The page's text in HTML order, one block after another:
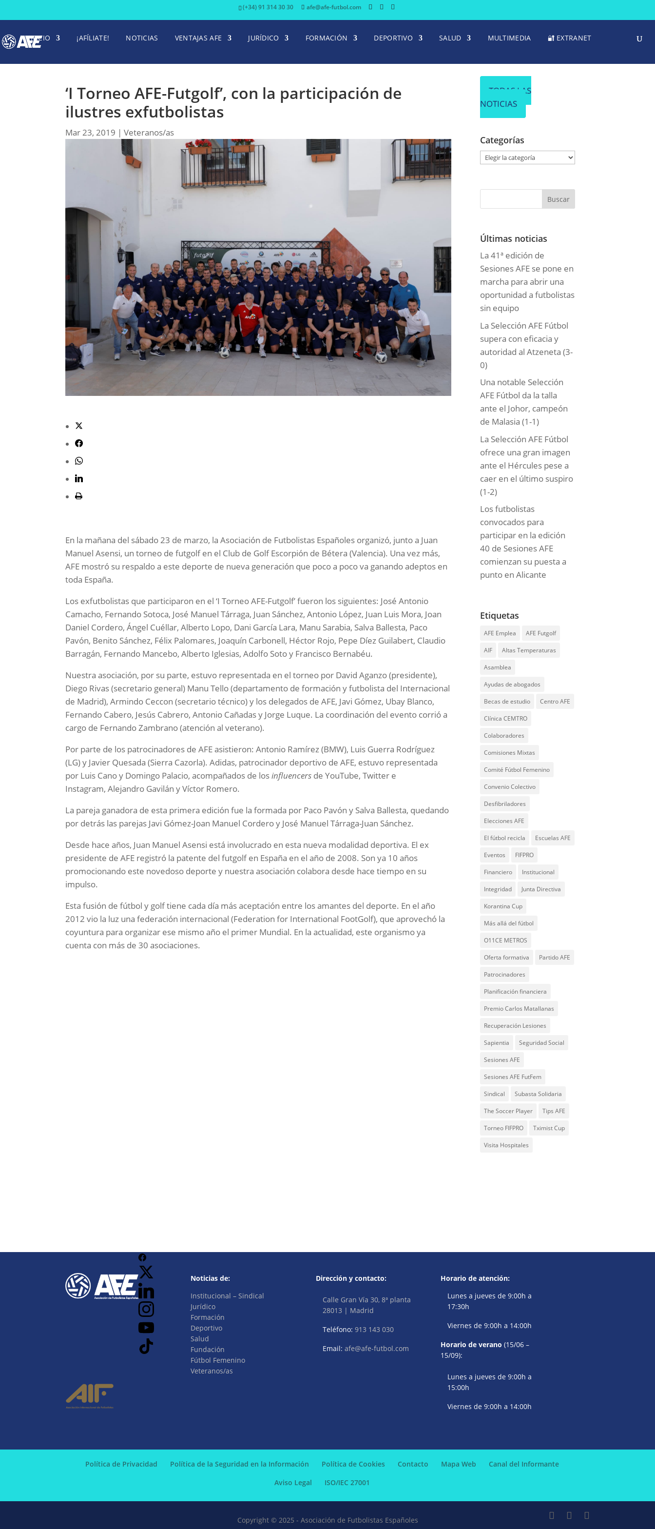
(+34) 91 314 30 30 afe@afe-futbol.com
INICIO ¡AFÍLIATE! NOTICIAS VENTAJAS AFE JURÍDICO FORMACIÓN DEPORTIVO SALUD MULTIMEDIA 🔐 EXTRANET
‘I Torneo AFE-Futgolf’, con la participación de
ilustres exfutbolistas
Mar 23, 2019 |Veteranos/as
En la mañana del sábado 23 de marzo, la Asociación de Futbolistas Españoles organizó, junto a Juan
Manuel Asensi, un torneo de futgolf en el Club de Golf Escorpión de Bétera (Valencia). Una vez más,
AFE mostró su respaldo a este deporte de nueva generación que poco a poco va ganando adeptos en
toda España.
Los exfutbolistas que participaron en el ‘I Torneo AFE-Futgolf’ fueron los siguientes: José Antonio
Camacho, Fernando Sotoca, José Manuel Tárraga, Juan Sánchez, Antonio López, Juan Luis Mora, Joan
Daniel Cordero, Ángel Cuéllar, Alberto Lopo, Dani García Lara, Manu Sarabia, Salva Ballesta, Paco
Pavón, Benito Sánchez, Félix Palomares, Joaquín Carbonell, Héctor Rojo, Pepe Díez Guilabert, Claudio
Barragán, Fernando Mancebo, Alberto Iglesias, Adolfo Soto y Francisco Bernabéu.
Nuestra asociación, por su parte, estuvo representada en el torneo por David Aganzo (presidente),
Diego Rivas (secretario general) Manu Tello (departamento de formación y futbolista del Internacional
de Madrid), Armindo Ceccon (secretario técnico) y los delegados de AFE, Javi Gómez, Ubay Blanco,
Fernando Cabero, Jesús Cabrero, Antonio Cañadas y Jorge Luque. La coordinación del evento corrió a
cargo de Fernando Zambrano (atención al veterano).
Por parte de los patrocinadores de AFE asistieron: Antonio Ramírez (BMW), Luis Guerra Rodríguez
(LG) y Javier Quesada (Sierra Cazorla). Adidas, patrocinador deportivo de AFE, estuvo representada
por Luis Cano y Domingo Palacio, acompañados de losinfluencers de YouTube, Twitter e
Instagram, Alejandro Gavilán y Víctor Romero.
La pareja ganadora de esta primera edición fue la formada por Paco Pavón y Salva Ballesta, quedando
por detrás las parejas Javi Gómez-Joan Manuel Cordero y José Manuel Tárraga-Juan Sánchez.
Desde hace años, Juan Manuel Asensi está involucrado en esta nueva modalidad deportiva. El ex
presidente de AFE registró la patente del futgolf en España en el año de 2008. Son ya 10 años
promocionando este novedoso deporte y nuestra asociación colabora desde hace tiempo en su
impulso.
Esta fusión de fútbol y golf tiene cada día más aceptación entre los amantes del deporte. En el año
2012 vio la luz una federación internacional (Federation for International FootGolf), que aprovechó la
coyuntura para organizar ese mismo año el primer Mundial. En la actualidad, este organismo ya
cuenta con más de 30 asociaciones.
TODAS LAS
NOTICIAS
Categorías
g
r
a
s
Últimas noticias
La 41ª edición de
Sesiones AFE se pone en
marcha para abrir una
oportunidad a futbolistas
sin equipo
La Selección AFE Fútbol
supera con eficacia y
autoridad al Atzeneta (3-
0)
Una notable Selección
AFE Fútbol da la talla
ante el Johor, campeón
de Malasia (1-1)
La Selección AFE Fútbol
ofrece una gran imagen
ante el Hércules pese a
caer en el último suspiro
(1-2)
Los futbolistas
convocados para
participar en la edición
40 de Sesiones AFE
comienzan su puesta a
punto en Alicante
Etiquetas
AFE Emplea AFE Futgolf
AIF Altas Temperaturas
Asamblea
Ayudas de abogados
Becas de estudio Centro AFE
Clínica CEMTRO
Colaboradores
Comisiones Mixtas
Comité Fútbol Femenino
Convenio Colectivo
Desfibriladores
Elecciones AFE
El fútbol recicla Escuelas AFE
Eventos FIFPRO
Financiero Institucional
Integridad Junta Directiva
Korantina Cup
Más allá del fútbol
O11CE METROS
Oferta formativa Partido AFE
Patrocinadores
Planificación financiera
Premio Carlos Matallanas
Recuperación Lesiones
Sapientia Seguridad Social
Sesiones AFE
Sesiones AFE FutFem
Sindical Subasta Solidaria
The Soccer Player Tips AFE
Torneo FIFPRO Tximist Cup
Visita Hospitales
Noticias de:
Institucional – Sindical
Jurídico
Formación
Deportivo
Salud
Fundación
Fútbol Femenino
Veteranos/as
Dirección y contacto:
Calle Gran Vía 30, 8ª planta
28013 | Madrid
Teléfono: 913 143 030
Email: afe@afe-futbol.com
Horario de atención:
Lunes a jueves de 9:00h a
17:30h
Viernes de 9:00h a 14:00h
Horario de verano (15/06 –
15/09):
Lunes a jueves de 9:00h a
15:00h
Viernes de 9:00h a 14:00h
Política de Privacidad Política de la Seguridad en la Información Política de Cookies Contacto Mapa Web
Canal del Informante
Aviso Legal
ISO/IEC 27001
Copyright © 2025 - Asociación de Futbolistas Españoles